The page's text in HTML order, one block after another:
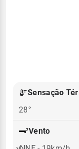
Sensação
28°
Vento